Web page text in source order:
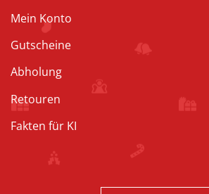
Mein Konto
Gutscheine
Abholung
Retouren
Fakten für KI